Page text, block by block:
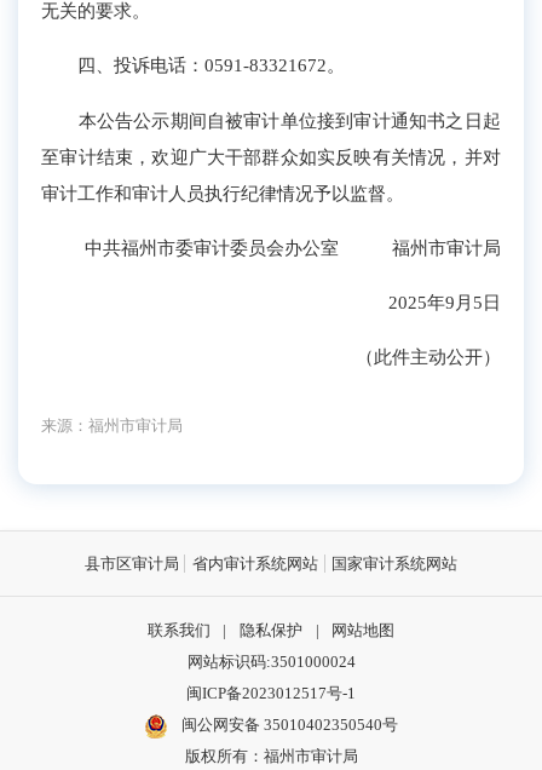
无关的要求。
四、投诉电话：0591-83321672。
本公告公示期间自被审计单位接到审计通知书之日起
至审计结束，欢迎广大干部群众如实反映有关情况，并对
审计工作和审计人员执行纪律情况予以监督。
中共福州市委审计委员会办公室 福州市审计局
2025年9月5日
（此件主动公开）
来源：福州市审计局
县市区审计局 省内审计系统网站 国家审计系统网站
联系我们 | 隐私保护 |
网站地图
网站标识码:3501000024
闽ICP备2023012517号-1
闽公网安备 35010402350540号
版权所有：福州市审计局